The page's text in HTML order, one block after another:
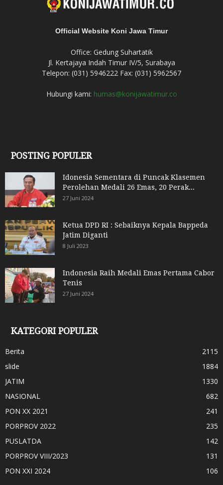
Official Website Koni Jawa Timur
Office: Gedung Suhartatik
Jl. Kertajaya Indah Timur IV/5, Surabaya
Telepon: (031) 5946222 Fax: (031) 5962567
Hubungi kami: humas@konijawatimur.co
POSTING POPULER
Idonesia Sementara di Puncak Klasemen
Perolehan Medali 26 Emas, 20 Perak...
27 Juni 2024
Ketua DPD RI : Sebaiknya Kepala Bappeda
Jatim Diganti
8 Juli 2023
Indonesia Raih Medali Emas Pertama Cabor
Tenis
27 Juni 2024
KATEGORI POPULER
Berita
2115
slide
1884
JATIM
1330
NASIONAL
682
PON XX 2021
241
PORPROV 2022
235
PUSLATDA
142
PORPROV VIII/2023
131
PON XXI 2024
106